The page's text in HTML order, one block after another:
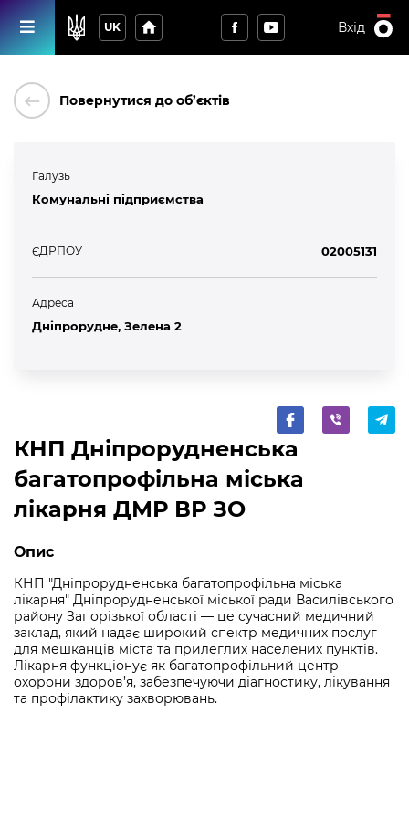
UK home Вхід
keyboard_backspace Повернутися до об’єктів
Галузь
Комунальні підприємства
ЄДРПОУ 02005131
Адреса
Дніпрорудне, Зелена 2
КНП Дніпрорудненська
багатопрофільна міська
лікарня ДМР ВР ЗО
Опис
КНП "Дніпрорудненська багатопрофільна міська
лікарня" Дніпрорудненської міської ради Василівського
району Запорізької області — це сучасний медичний
заклад, який надає широкий спектр медичних послуг
для мешканців міста та прилеглих населених пунктів.
Лікарня функціонує як багатопрофільний центр
охорони здоров’я, забезпечуючи діагностику, лікування
та профілактику захворювань.